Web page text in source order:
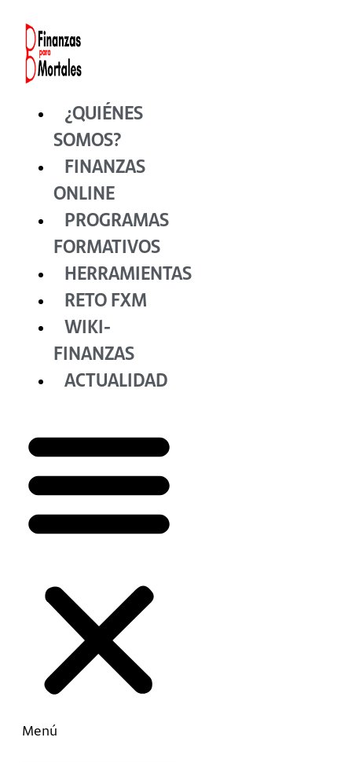
contenido
¿QUIÉNES
SOMOS?
FINANZAS
ONLINE
PROGRAMAS
FORMATIVOS
HERRAMIENTAS
RETO FXM
WIKI-
FINANZAS
ACTUALIDAD
Menú